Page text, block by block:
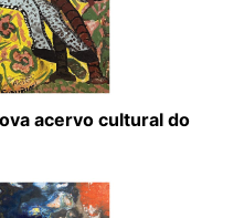
acervo cultural do